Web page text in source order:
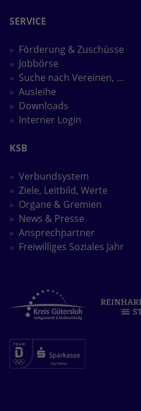
SERVICE
Förderung & Zuschüsse
Jobbörse
Suche nach Vereinen, ...
Ausleihe
Downloads
Interner Login
KSB
Verbundsystem
Ziele, Leitbild, Werte
Organe & Gremien
News & Presse
Ansprechpartner
Freiwilliges Soziales Jahr